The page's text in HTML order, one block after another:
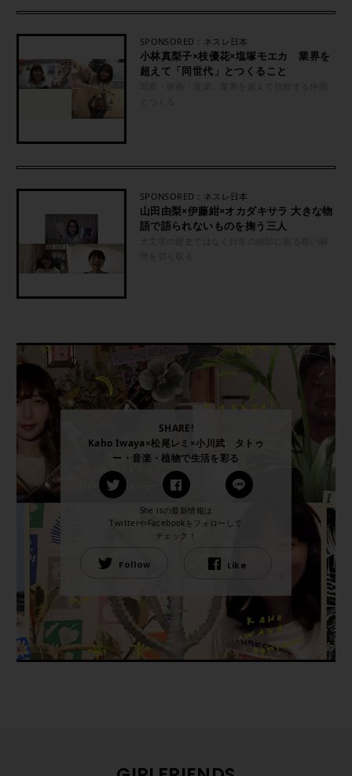
SPONSORED：ネスレ日本
小林真梨子×枝優花×塩塚モエカ 業界を
超えて「同世代」とつくること
SPONSORED：ネスレ日本
山田由梨×伊藤紺×オカダキサラ 大きな物
語で語られないものを掬う三人
SHARE!
Kaho Iwaya×松尾レミ×小川武 タトゥ
ー・音楽・植物で生活を彩る
She isの最新情報は
TwitterやFacebookをフォローして
チェック！
Follow Like